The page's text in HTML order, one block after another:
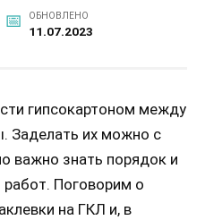
ОБНОВЛЕНО
11.07.2023
гипсокартоном между
Заделать их можно с
важно знать порядок и
Поговорим о
на ГКЛ и, в